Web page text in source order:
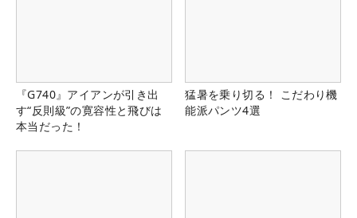
『G740』アイアンが引き出
す“反則級”の寛容性と飛びは
本当だった！
猛暑を乗り切る！ こだわり機
能派パンツ4選